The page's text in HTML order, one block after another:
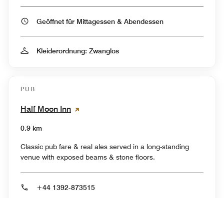
Geöffnet für Mittagessen & Abendessen
Kleiderordnung: Zwanglos
PUB
Half Moon Inn
0.9 km
Classic pub fare & real ales served in a long-standing
venue with exposed beams & stone floors.
+44 1392-873515